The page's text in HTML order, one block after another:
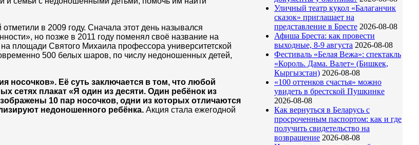
в 2009 году. Сначала этот день назывался
но позже в 2011 году поменял своё название на
площади Святого Михаила профессора университетской
500 белых шаров, по числу недоношенных детей,
носочков». Её суть заключается в том, что любой
сетях плакат «Я один из десяти. Один ребёнок из
10 пар носочков, одни из которых отличаются
недоношенного ребёнка. Акция стала ежегодной
Уличный театр кукол «Балаганчик
сказок» приглашает на
представление в Бресте 2026-08-08
Афиша Бреста: как провести
выходные, 8-9 августа 2026-08-08
Фестиваль «Белая Вежа»: спектакль
«Король. Дама. Валет» (Бишкек,
Кыргызстан) 2026-08-08
«100 оттенков счастья» можно
увидеть в брестской Пушкинке
2026-08-08
Как вернуться в Беларусь с
просроченным паспортом: как и где
получить свидетельство на
возвращение 2026-08-08